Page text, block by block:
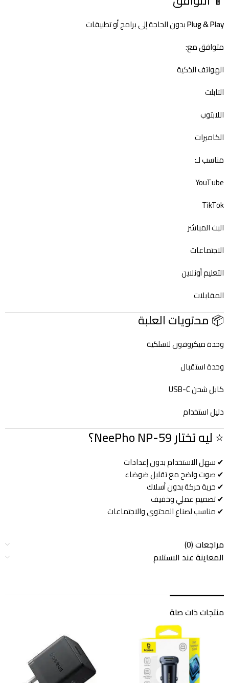
Plug & Playبدون الحاجة إلى برامج أو تطبيقات
متوافق مع:
الهواتف الذكية
التابلت
اللابتوب
الكاميرات
مناسب لـ:
YouTube
TikTok
البث المباشر
الاجتماعات
التعليم أونلاين
المقابلات
📦 محتويات العلبة
وحدة ميكروفون لاسلكية
وحدة استقبال
كابل شحن USB-C
دليل استخدام
⭐ ليه تختار NeePho NP-59؟
✔ سهل الاستخدام بدون إعدادات
✔ صوت واضح مع تقليل ضوضاء
✔ حرية حركة بدون أسلاك
✔ تصميم عملي وخفيف
✔ مناسب لصناع المحتوى والاجتماعات
مراجعات (0)
المعاينة عند الاستلام
منتجات ذات صلة